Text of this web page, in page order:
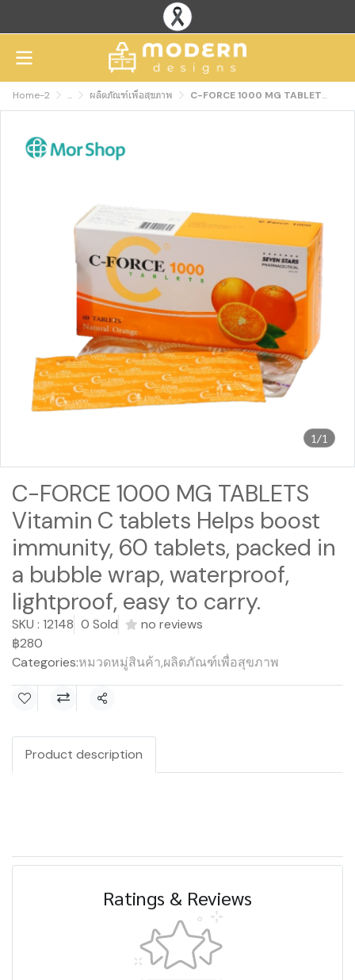
Home-2 ... ผลิตภัณฑ์เพื่อสุขภาพ C-FORCE 1000 MG TABLETS Vitamin C tablets Helps boost immunity, 60 tablets, packed in a bubble wrap, waterproof, lightproof, easy to carry.
1/1
C-FORCE 1000 MG TABLETS
Vitamin C tablets Helps boost
immunity, 60 tablets, packed in
a bubble wrap, waterproof,
lightproof, easy to carry.
SKU : 12148 0 Sold
no reviews
฿280
Categories:หมวดหมู่สินค้า,ผลิตภัณฑ์เพื่อสุขภาพ
Share
Product description
Ratings & Reviews